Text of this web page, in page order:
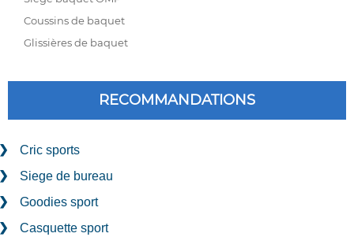
Coussins de baquet
Glissières de baquet
RECOMMANDATIONS
Cric sports
Siege de bureau
Goodies sport
Casquette sport